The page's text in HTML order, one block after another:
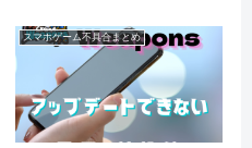
スマホゲーム不具合まとめ